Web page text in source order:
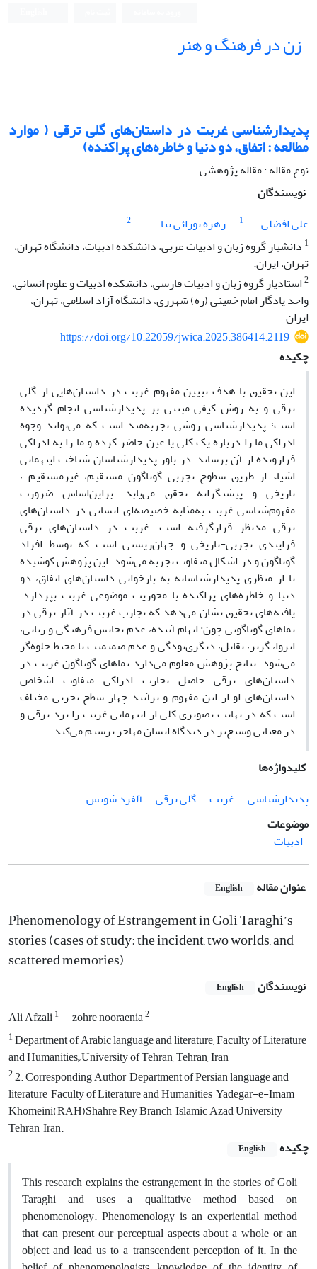
زن در فرهنگ و هنر
پدیدارشناسی غربت در داستان‌های گلی ترقی ( موارد
مطالعه : اتفاق، دو دنیا و خاطره‌‌‌‌های پراکنده)
نوع مقاله : مقاله پژوهشی
نویسندگان
علی افضلی
1 زهره نورائی نیا
2
1 دانشیار گروه زبان و ادبیات عربی، دانشکده ادبیات، دانشگاه تهران،
تهران، ایران.
2استادیار گروه زبان و ادبیات فارسی، دانشکده ادبیات و علوم انسانی،
واحد یادگار امام خمینی (ره) شهرری، دانشگاه آزاد اسلامی، تهران،
ایران
https://doi.org/10.22059/jwica.2025.386414.2119
چکیده
این تحقیق با هدف تبیین مفهوم غربت در داستان‌هایی از گلی
ترقی و به روش کیفی مبتنی بر پدیدارشناسی انجام گردیده
است؛ پدیدارشناسی روشی تجربه‌مند است که می‌تواند وجوه
ادراکی ما را درباره یک کلی یا عین حاضر کرده و ما را به ادراکی
فرارونده از آن برساند. در باور پدیدارشناسان شناخت اینهمانی
اشیاء از طریق سطوح تجربی گوناگون مستقیم، غیرمستقیم ،
تاریخی و پیشنگرانه تحقق می‌یابد. براین‌اساس ضرورت
مفهوم‌شناسی غربت به‌مثابه خصیصه‌ای انسانی در داستان‌های
ترقی مدنظر قرارگرفته است. غربت در داستان‌های ترقی
فرایندی تجربی-تاریخی و جهان‌زیستی است که توسط افراد
گوناگون و در اشکال متفاوت تجربه می‌شود. این پژوهش کوشیده
تا از منظری پدیدارشناسانه به بازخوانی داستان‌های اتفاق، دو
دنیا و خاطره‌‌‌‌های پراکنده با محوریت موضوعی غربت بپردازد.
یافته‌‌‌‌های تحقیق نشان می‌دهد که تجارب غربت در آثار ترقی در
نماهای گوناگونی چون: ابهام آینده، عدم تجانس ‌فرهنگی و زبانی،
انزوا، گریز، تقابل، دیگری‌بودگی و عدم صمیمیت با محیط جلوه‌گر
می‌شود. نتایج پژوهش معلوم می‌دارد نماهای گوناگون غربت در
داستان‌های ترقی حاصل تجارب ادراکی متفاوت اشخاص
داستان‌های او از این مفهوم و برآیند چهار سطح تجربی مختلف
است که در نهایت تصویری کلی از اینهمانی غربت را نزد ترقی و
در معنایی وسیع‌تر در دیدگاه انسان مهاجر ترسیم می‌کند.
کلیدواژه‌ها
پدیدارشناسی
غربت گلی ترقی
آلفرد شوتس
موضوعات
ادبیات
عنوان مقاله English
Phenomenology of Estrangement in Goli Taraghi’s
stories (cases of study: the incident, two worlds, and
scattered memories)
نویسندگان English
Ali Afzali1 zohre nooraenia2
1Department of Arabic language and literature, Faculty of Literature
and Humanities, ّUniversity of Tehran, Tehran, Iran
22. Corresponding Author, Department of Persian language and
literature, Faculty of Literature and Humanities, Yadegar-e-Imam
Khomeini(RAH)Shahre Rey Branch, Islamic Azad University
Tehran, Iran.
چکیده
English
This research explains the estrangement in the stories of Goli
Taraghi and uses a qualitative method based on
phenomenology. Phenomenology is an experiential method
that can present our perceptual aspects about a whole or an
object and lead us to a transcendent perception of it. In the